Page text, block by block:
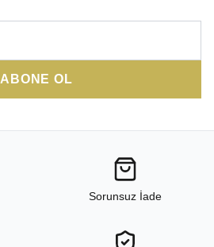
ABONE OL
Sorunsuz İade